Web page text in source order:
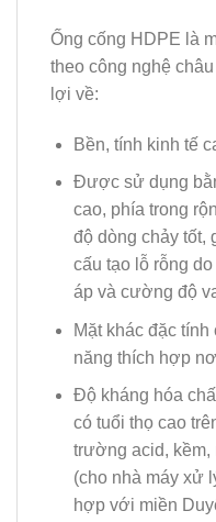
Ống cống HDPE là
theo công nghệ
lợi về:
Bền, tính kinh tế
Được sử dụng
cao, phía trong
độ dòng chảy tốt,
cấu tạo lỗ rỗng
áp và cường độ
Mặt khác đặc
năng thích hợp
Độ kháng hóa
có tuổi thọ cao
trường acid,
(cho nhà máy xử
hợp với miền